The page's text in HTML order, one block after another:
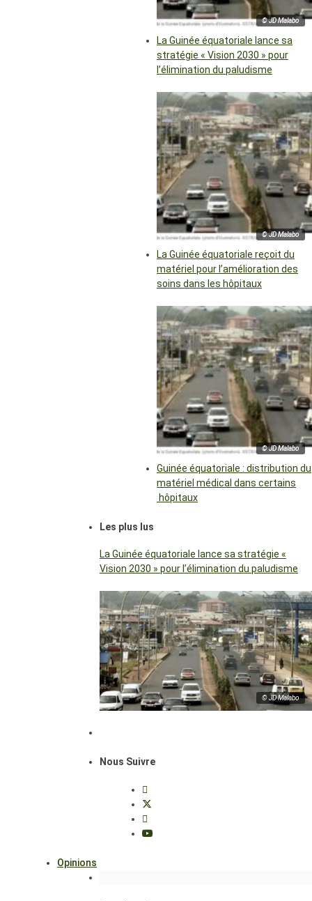
© JD Malabo
La Guinée équatoriale lance sa
stratégie « Vision 2030 » pour
l’élimination du paludisme
© JD Malabo
La Guinée équatoriale reçoit du
matériel pour l’amélioration des
soins dans les hôpitaux
© JD Malabo
Guinée équatoriale : distribution du
matériel médical dans certains
hôpitaux
Les plus lus
La Guinée équatoriale lance sa stratégie «
Vision 2030 » pour l’élimination du paludisme
© JD Malabo
Nous Suivre
Opinions